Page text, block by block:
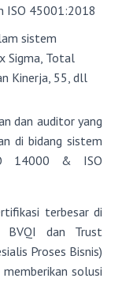
ISO 45001:2018
sistem
Sigma, Total
Kinerja, 55, dll
dan auditor yang
di bidang sistem
14000 & ISO
terbesar di
BVQI dan Trust
Proses Bisnis)
solusi